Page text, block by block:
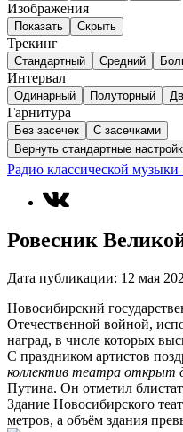
Изображения
Показать Скрыть
Трекинг
Стандартный Средний
Интервал
Одинарный Полуторный
Гарнитура
Без засечек
С засечками
Вернуть стандартные
Радио классической
Ровесник
Дата публикации: 12 мая
Новосибирский
Отечественной войной,
наград, в числе которых
С праздником артистов
коллектив театра открыт
Путина. Он отметил
Здание Новосибирского
метров, а объём здания